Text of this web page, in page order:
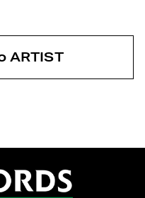
ARTIST